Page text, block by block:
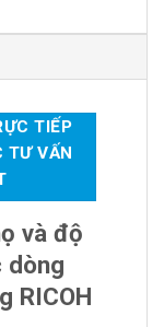
TIẾP
TƯ VẤN
và độ
dòng
RICOH